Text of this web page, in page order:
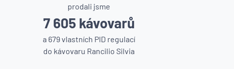
prodali jsme
7 605 kávovarů
a 679 vlastních PID regulací
do kávovaru Rancilio Silvia